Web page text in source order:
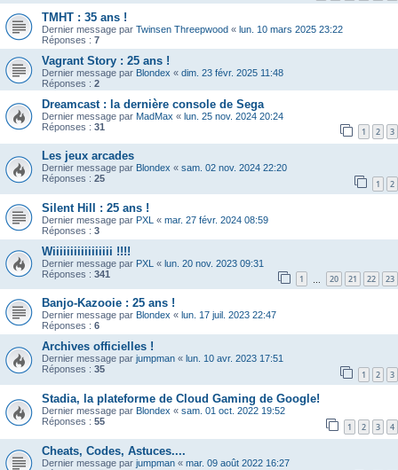
TMHT : 35 ans !
Dernier message par Twinsen Threepwood « lun. 10 mars 2025 23:22
Réponses : 7
Vagrant Story : 25 ans !
Dernier message par Blondex « dim. 23 févr. 2025 11:48
Réponses : 2
Dreamcast : la dernière console de Sega
Dernier message par MadMax « lun. 25 nov. 2024 20:24
Réponses : 31 1 2 3
Les jeux arcades
Dernier message par Blondex « sam. 02 nov. 2024 22:20
Réponses : 25 1 2
Silent Hill : 25 ans !
Dernier message par PXL « mar. 27 févr. 2024 08:59
Réponses : 3
Wiiiiiiiiiiiiiiiii !!!!
Dernier message par PXL « lun. 20 nov. 2023 09:31
Réponses : 341 1 20 21 22 23
Banjo-Kazooie : 25 ans !
Dernier message par Blondex « lun. 17 juil. 2023 22:47
Réponses : 6
Archives officielles !
Dernier message par jumpman « lun. 10 avr. 2023 17:51
Réponses : 35 1 2 3
Stadia, la plateforme de Cloud Gaming de Google!
Dernier message par Blondex « sam. 01 oct. 2022 19:52
Réponses : 55 1 2 3 4
Cheats, Codes, Astuces....
Dernier message par jumpman « mar. 09 août 2022 16:27